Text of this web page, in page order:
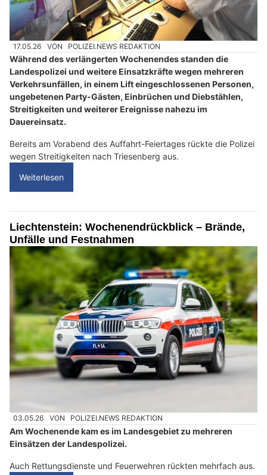
17.05.26 VON POLIZEI.NEWS REDAKTION
Während des verlängerten Wochenendes standen die
Landespolizei und weitere Einsatzkräfte wegen mehreren
Verkehrsunfällen, in einem Lift eingeschlossenen Personen,
ungebetenen Party-Gästen, Einbrüchen und Diebstählen,
Streitigkeiten und weiterer Ereignisse nahezu im
Dauereinsatz.
Bereits am Vorabend des Auffahrt-Feiertages rückte die Polizei
wegen Streitigkeiten nach Triesenberg aus.
Weiterlesen
Liechtenstein: Wochenendrückblick – Brände,
Unfälle und Festnahmen
03.05.26 VON POLIZEI.NEWS REDAKTION
Am Wochenende kam es im Landesgebiet zu mehreren
Einsätzen der Landespolizei.
Auch Rettungsdienste und Feuerwehren rückten mehrfach aus.